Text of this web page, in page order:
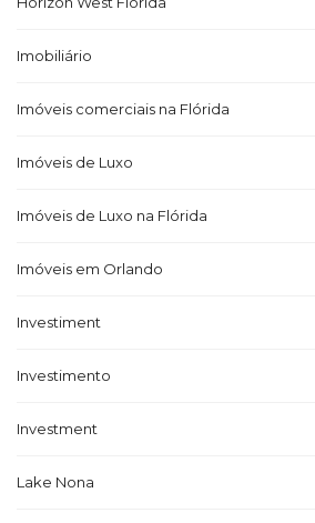
Imobiliário
Imóveis comerciais na Flórida
Imóveis de Luxo
Imóveis de Luxo na Flórida
Imóveis em Orlando
Investiment
Investimento
Investment
Lake Nona